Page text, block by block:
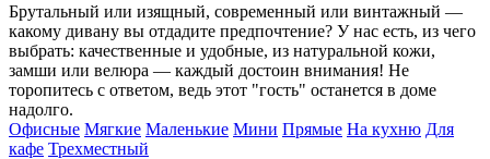
Брутальный или изящный, современный или винтажный —
какому дивану вы отдадите предпочтение? У нас есть, из чего
выбрать: качественные и удобные, из натуральной кожи,
замши или велюра — каждый достоин внимания! Не
торопитесь с ответом, ведь этот "гость" останется в доме
надолго.
Офисные Мягкие Маленькие Мини Прямые На кухню Для
кафе Трехместный